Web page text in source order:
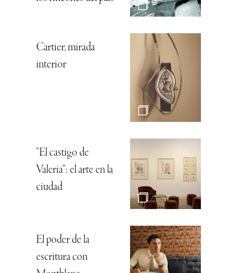
Cartier, mirada
interior
“El castigo de
Valeria”: el arte en la
ciudad
El poder de la
escritura con